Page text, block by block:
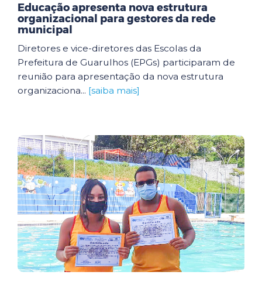
Educação apresenta nova estrutura
organizacional para gestores da rede
municipal
Diretores e vice-diretores das Escolas da
Prefeitura de Guarulhos (EPGs) participaram de
reunião para apresentação da nova estrutura
organizaciona... [saiba mais]